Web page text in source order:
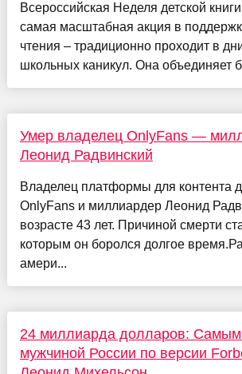
Всероссийская Неделя детской
самая масштабная акция в
чтения – традиционно проходит в
школьных каникул. Она объединяет
Умер владелец OnlyFans —
Леонид Радвинский
Владелец платформы для контента
OnlyFans и миллиардер Леонид
возрасте 43 лет. Причиной смерти
которым он боролся долгое
амери...
24 миллиарда долларов: Самым
мужчиной России по версии